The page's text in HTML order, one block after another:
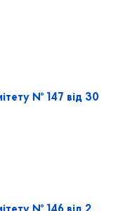
№ 147 від 30